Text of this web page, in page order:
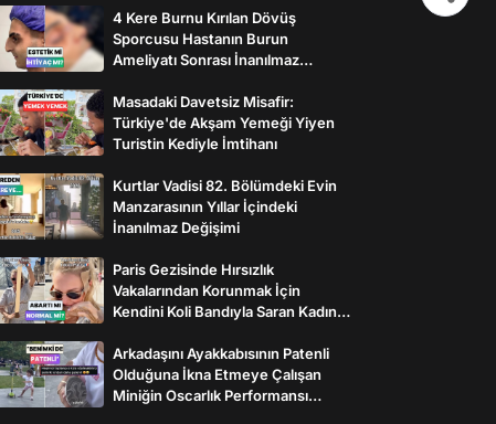
4 Kere Burnu Kırılan Dövüş
Sporcusu Hastanın Burun
Ameliyatı Sonrası İnanılmaz
Masadaki Davetsiz Misafir:
Türkiye'de Akşam Yemeği Yiyen
Turistin Kediyle İmtihanı
Kurtlar Vadisi 82. Bölümdeki Evin
Manzarasının Yıllar İçindeki
İnanılmaz Değişimi
Paris Gezisinde Hırsızlık
Vakalarından Korunmak İçin
Kendini Koli Bandıyla Saran Kadının
Arkadaşını Ayakkabısının Patenli
Olduğuna İkna Etmeye Çalışan
Miniğin Oscarlık Performansı